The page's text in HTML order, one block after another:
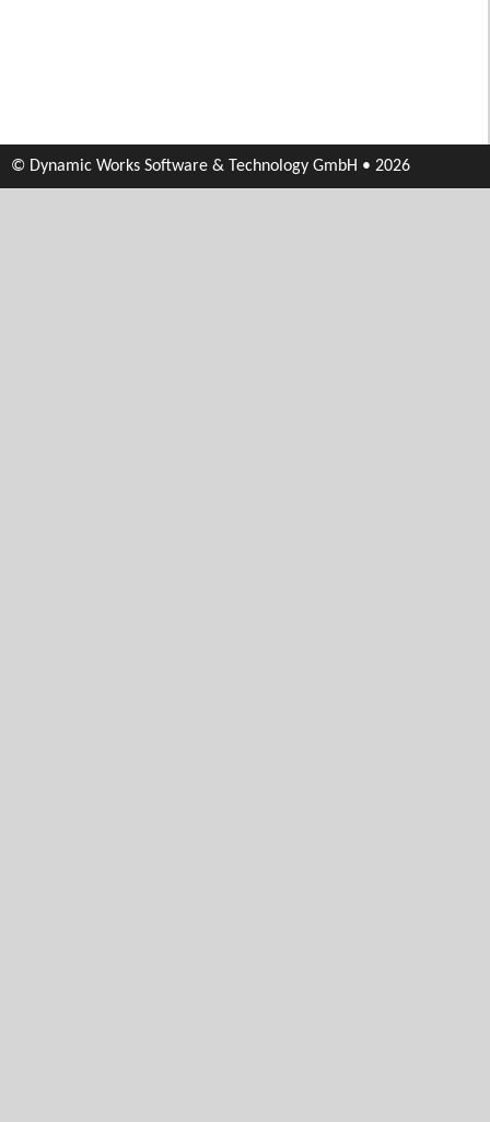
© Dynamic Works Software & Technology GmbH • 2026